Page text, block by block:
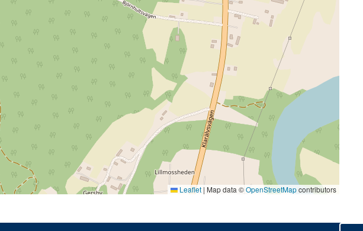
Leaflet | Map data ©OpenStreetMapcontributors